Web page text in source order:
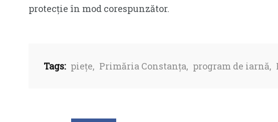
protecție în mod corespunzător.
Tags: piețe, Primăria Constanța, program de iarnă,